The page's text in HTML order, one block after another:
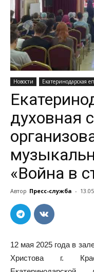
Новости Екатеринодарская
духовная
«Война в
Автор Пресс-служба -
12 мая 2025 года в
Христова г.